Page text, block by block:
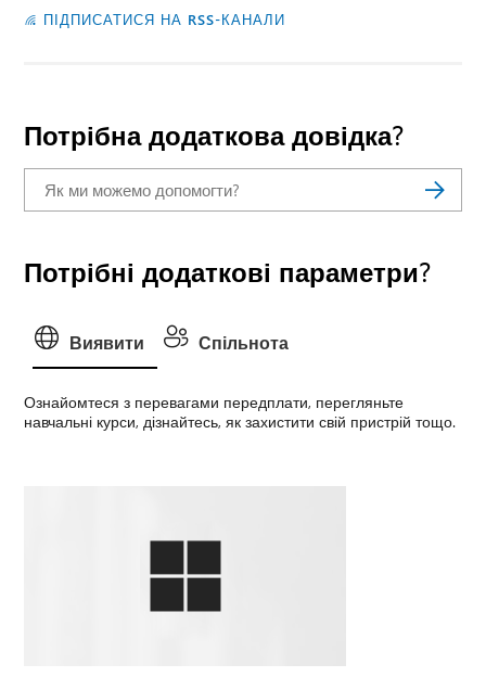
ПІДПИСАТИСЯ НА RSS-КАНАЛИ
Потрібна додаткова довідка?
Потрібні додаткові параметри?
Виявити Спільнота
Ознайомтеся з перевагами передплати, перегляньте
навчальні курси, дізнайтесь, як захистити свій пристрій тощо.